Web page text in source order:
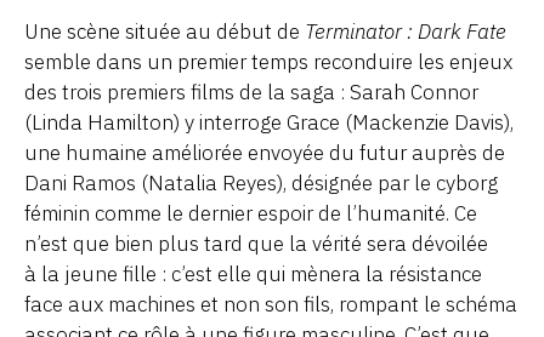
Une scène située au début de Terminator : Dark Fate
semble dans un premier temps reconduire les enjeux
des trois premiers films de la saga : Sarah Connor
(Linda Hamilton) y interroge Grace (Mackenzie Davis),
une humaine améliorée envoyée du futur auprès de
Dani Ramos (Natalia Reyes), désignée par le cyborg
féminin comme le dernier espoir de l’humanité. Ce
n’est que bien plus tard que la vérité sera dévoilée
à la jeune fille : c’est elle qui mènera la résistance
face aux machines et non son fils, rompant le schéma